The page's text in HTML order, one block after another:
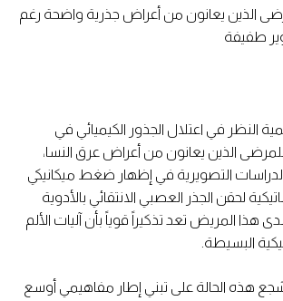
الذين يعانون من أعراض جذرية واضحة رغم
طفيفة
النظر في اعتلال الجذور الكيميائي في
الذين يعانون من أعراض عرق النسا،
التصويرية في إظهار ضغط ميكانيكي
لحقن الجذر العصبي الانتقائي بالأدوية
هذا المريض تعد تذكيراً قوياً بأن آليات الألم
البسيطة.
تشجع هذه الحالة على تبني إطار مفاهيمي أوسع